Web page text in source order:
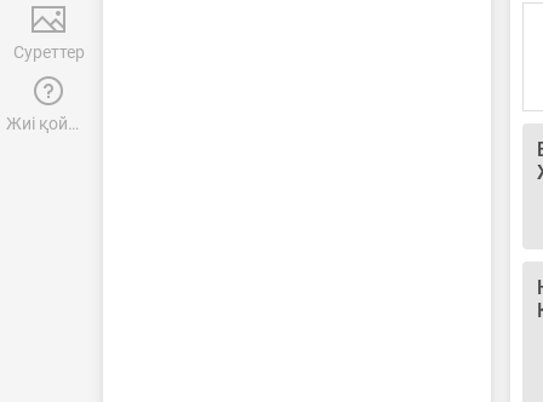
Суреттер
Жиі қойылатын сұрақтар